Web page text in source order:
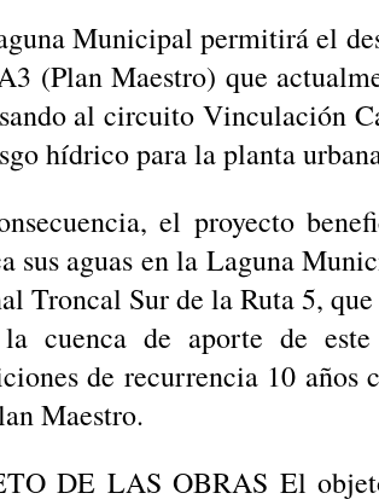
Municipal permitirá el
(Plan Maestro) que
al circuito Vinculación
hídrico para la planta
el proyecto
sus aguas en la Laguna
Troncal Sur de la Ruta 5,
cuenca de aporte de
de recurrencia 10
Maestro.
DE LAS OBRAS El